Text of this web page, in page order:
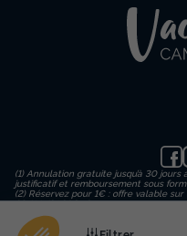
(1) Annulation gratuite jusqu’à 30
justificatif et remboursement sous
(2) Réservez pour 1€ : offre valable
23/08/2026 inclus, en payant un
échéances. Important : le paiement
avant votre date d'arrivée.